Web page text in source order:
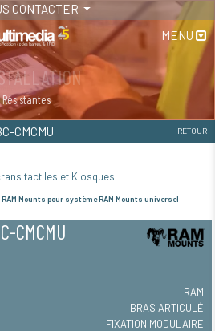
CONTACTER
MENU
CMCMU RETOUR
tactiles et Kiosques
Mounts pour système RAM Mounts universel
CMCMU
RAM
BRAS ARTICULÉ
FIXATION MODULAIRE